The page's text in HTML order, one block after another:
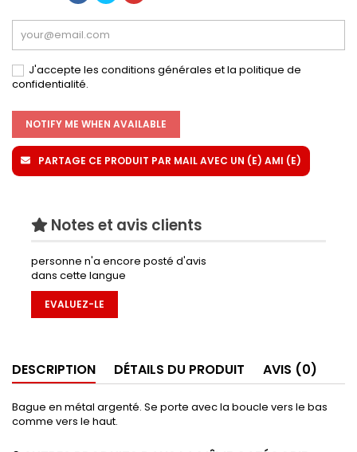
J'accepte les conditions générales et la politique de
confidentialité.
NOTIFY ME WHEN AVAILABLE
PARTAGE CE PRODUIT PAR MAIL AVEC UN (E) AMI (E)
Notes et avis clients
personne n'a encore posté d'avis
dans cette langue
EVALUEZ-LE
DESCRIPTION DÉTAILS DU PRODUIT AVIS (0)
Bague en métal argenté. Se porte avec la boucle vers le bas
comme vers le haut.